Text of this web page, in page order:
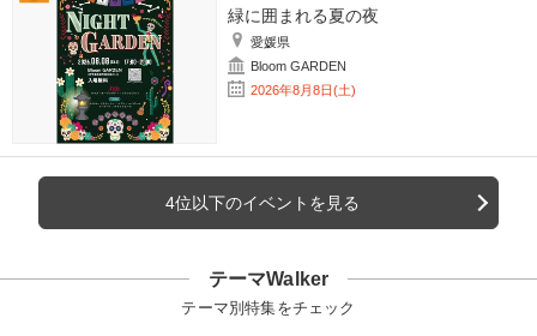
緑に囲まれる夏の夜
愛媛県
Bloom GARDEN
2026年8月8日(土)
4位以下のイベントを見る
テーマWalker
テーマ別特集をチェック